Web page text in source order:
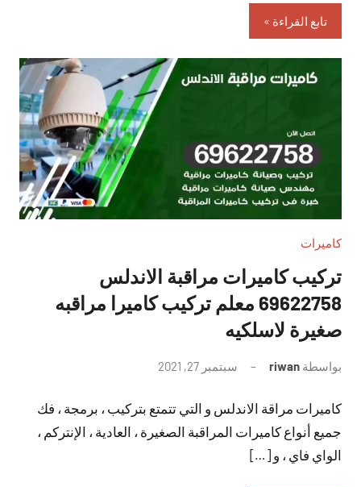
تابع القراءة
كاميرات
تركيب كاميرات مراقبة الاندلس
69622758 معلم تركيب كاميرا مراقبه
صغيرة لاسلكيه
بواسطة riwan سبتمبر 27, 2021
تعليقات
كاميرات مراقة الاندلس و التي تتمتع بتركيب ، برمجة ، فك
جميع أنواع كاميرات المراقبة الصغيرة ، العادية ، الإنتركم ،
الواي فاي ، و […]